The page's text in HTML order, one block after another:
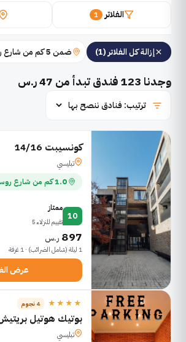
الفلاتر 1
إزالة كل الفلاتر (1) ضمن 5 كم من شارع روستافيلي
وجدنا 123فندق تبدأ من 47 ر.س
كونسيبت 14/16
تبليسي
1.0 كم من شارع روستافيلي
10
ممتاز
تقييم للنزلاء 5
897 ر.س
1 ليلة (شامل الضرائب) · 1 غرفة
عرض
★★★★ 4 نجوم
بوتيك هوتيل
تبليسي